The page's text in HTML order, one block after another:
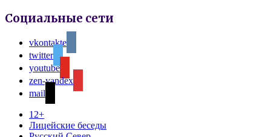
Социальные сети
vkontakte
twitter
youtube
zen-yandex
mail
12+
Лицейские беседы